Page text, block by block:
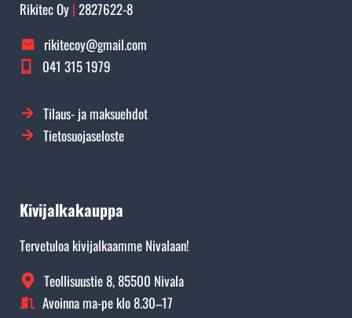
Rikitec Oy | 2827622-8
rikitecoy@gmail.com
041 315 1979
Tilaus- ja maksuehdot
Tietosuojaseloste
Kivijalkakauppa
Tervetuloa kivijalkaamme Nivalaan!
Teollisuustie 8, 85500 Nivala
Avoinna ma-pe klo 8.30–17